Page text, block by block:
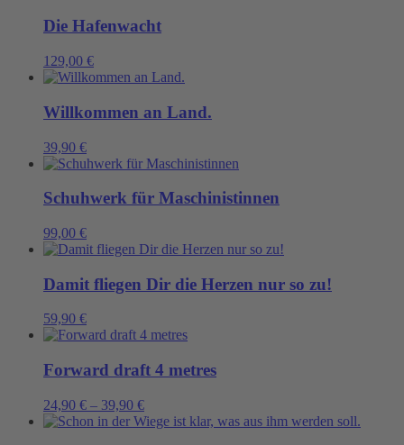
Die Hafenwacht
129,00 €
Willkommen an Land.
39,90 €
Schuhwerk für Maschinistinnen
99,00 €
Damit fliegen Dir die Herzen nur so zu!
59,90 €
Forward draft 4 metres
24,90 € – 39,90 €